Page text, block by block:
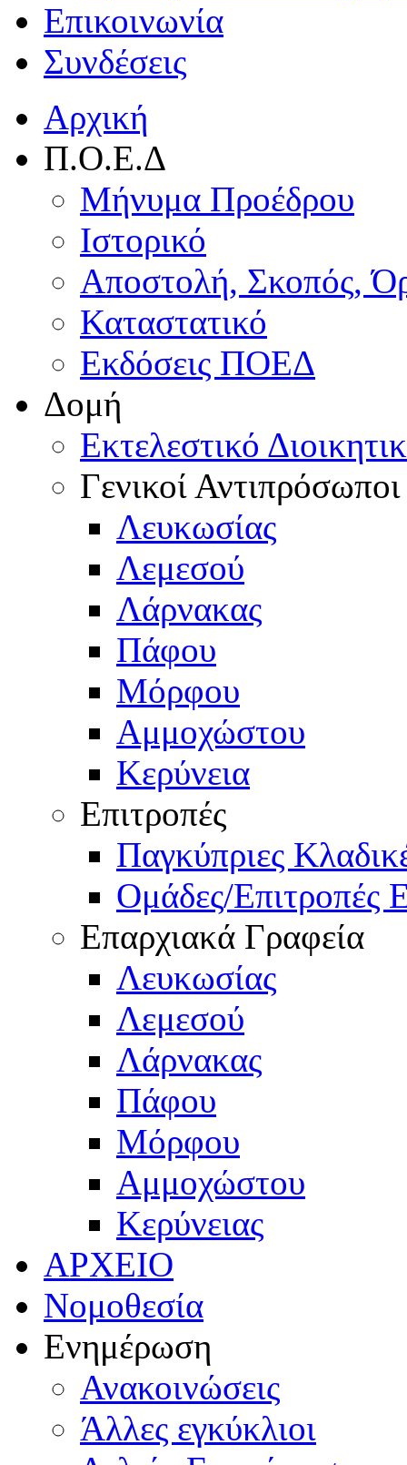
Επικοινωνία
Συνδέσεις
Αρχική
Π.Ο.Ε.Δ
Μήνυμα Προέδρου
Ιστορικό
Αποστολή, Σκοπός,
Καταστατικό
Εκδόσεις ΠΟΕΔ
Δομή
Εκτελεστικό
Γενικοί Αντιπρόσωποι
Λευκωσίας
Λεμεσού
Λάρνακας
Πάφου
Μόρφου
Αμμοχώστου
Κερύνεια
Επιτροπές
Παγκύπριες
Ομάδες/Επιτροπές
Επαρχιακά Γραφεία
Λευκωσίας
Λεμεσού
Λάρνακας
Πάφου
Μόρφου
Αμμοχώστου
Κερύνειας
ΑΡΧΕΙΟ
Νομοθεσία
Ενημέρωση
Ανακοινώσεις
Άλλες εγκύκλιοι